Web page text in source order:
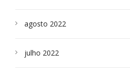
agosto 2022
julho 2022